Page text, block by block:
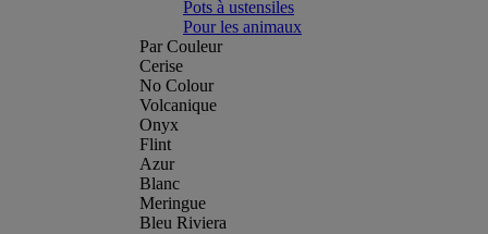
Pots à ustensiles
Pour les animaux
Par Couleur
Cerise
No Colour
Volcanique
Onyx
Flint
Azur
Blanc
Meringue
Bleu Riviera